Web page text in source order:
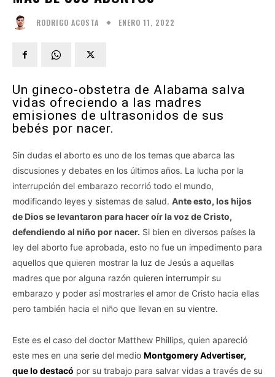
RODRIGO ACOSTA ENERO 11, 2022
Un gineco-obstetra de Alabama salva
vidas ofreciendo a las madres
emisiones de ultrasonidos de sus
bebés por nacer.
Sin dudas el aborto es uno de los temas que abarca las
discusiones y debates en los últimos años. La lucha por la
interrupción del embarazo recorrió todo el mundo,
modificando leyes y sistemas de salud. Ante esto, los hijos
de Dios se levantaron para hacer oír la voz de Cristo,
defendiendo al niño por nacer. Si bien en diversos países la
ley del aborto fue aprobada, esto no fue un impedimento para
aquellos que quieren mostrar la luz de Jesús a aquellas
madres que por alguna razón quieren interrumpir su
embarazo y poder así mostrarles el amor de Cristo hacia ellas
pero también hacia el niño que llevan en su vientre.
Este es el caso del doctor Matthew Phillips, quien apareció
este mes en una serie del medio Montgomery Advertiser,
que lo destacó por su trabajo para salvar vidas a través de su